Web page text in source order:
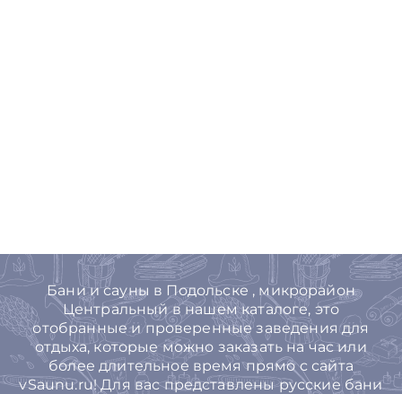
Бани и сауны в Подольске , микрорайон
Центральный в нашем каталоге, это
отобранные и проверенные заведения для
отдыха, которые можно заказать на час или
более длительное время прямо с сайта
vSaunu.ru! Для вас представлены русские бани